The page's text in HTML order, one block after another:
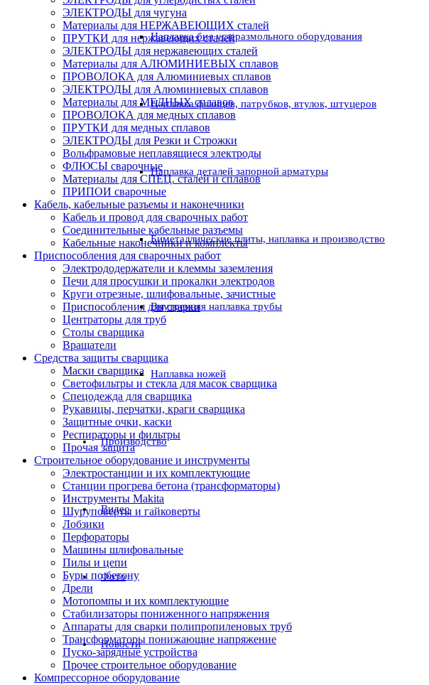
Наплавка бил углеразмольного оборудования
Наплавка фланцев, патрубков, втулок, штуцеров
Наплавка деталей запорной арматуры
Биметаллические плиты, наплавка и производство
Внутренняя наплавка трубы
Наплавка ножей
Производство
Видео
Фото
Новости
ЭЛЕКТРОДЫ для чугуна
Материалы для НЕРЖАВЕЮЩИХ сталей
ПРУТКИ для нержавеющих сталей
ЭЛЕКТРОДЫ для нержавеющих сталей
Материалы для АЛЮМИНИЕВЫХ сплавов
ПРОВОЛОКА для Алюминиевых сплавов
ЭЛЕКТРОДЫ для Алюминиевых сплавов
Материалы для МЕДНЫХ сплавов
ПРОВОЛОКА для медных сплавов
ПРУТКИ для медных сплавов
ЭЛЕКТРОДЫ для Резки и Строжки
Вольфрамовые неплавящиеся электроды
ФЛЮСЫ сварочные
Материалы для СПЕЦ. сталей и сплавов
ПРИПОИ сварочные
Кабель, кабельные разъемы и наконечники
Кабель и провод для сварочных работ
Соединительные кабельные разъемы
Кабельные наконечники и комплекты
Приспособления для сварочных работ
Электрододержатели и клеммы заземления
Печи для просушки и прокалки электродов
Круги отрезные, шлифовальные, зачистные
Приспособления для сварки
Центраторы для труб
Столы сварщика
Вращатели
Средства защиты сварщика
Маски сварщика
Светофильтры и стекла для масок сварщика
Спецодежда для сварщика
Рукавицы, перчатки, краги сварщика
Защитные очки, каски
Респираторы и фильтры
Прочая защита
Строительное оборудование и инструменты
Электростанции и их комплектующие
Станции прогрева бетона (трансформаторы)
Инструменты Makita
Шуруповерты и гайковерты
Лобзики
Перфораторы
Машины шлифовальные
Пилы и цепи
Буры по бетону
Дрели
Мотопомпы и их комплектующие
Стабилизаторы пониженного напряжения
Аппараты для сварки полипропиленовых труб
Трансформаторы понижающие напряжение
Пуско-зарядные устройства
Прочее строительное оборудование
Компрессорное оборудование